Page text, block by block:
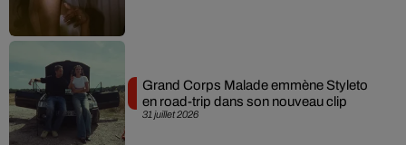
31 juillet 2026
Grand Corps Malade emmène Styleto
en road-trip dans son nouveau clip